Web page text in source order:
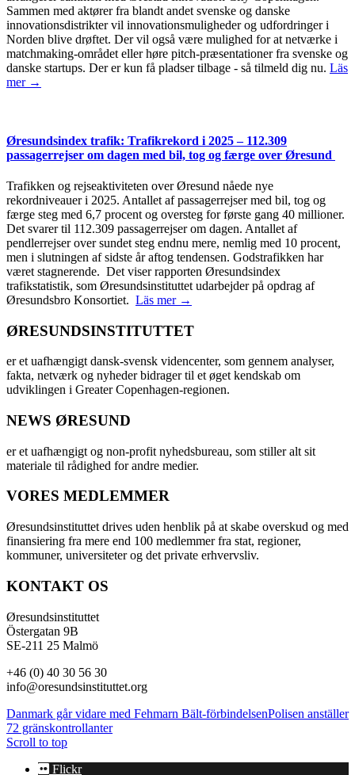
Sammen med aktører fra blandt andet svenske og danske
innovationsdistrikter vil innovationsmuligheder og udfordringer i
Norden blive drøftet. Der vil også være mulighed for at netværke i
matchmaking-området eller høre pitch-præsentationer fra svenske og
danske startups. Der er kun få pladser tilbage - så tilmeld dig nu. Läs
mer →
Øresundsindex trafik: Trafikrekord i 2025 – 112.309
passagerrejser om dagen med bil, tog og færge over Øresund
Trafikken og rejseaktiviteten over Øresund nåede nye
rekordniveauer i 2025. Antallet af passagerrejser med bil, tog og
færge steg med 6,7 procent og oversteg for første gang 40 millioner.
Det svarer til 112.309 passagerrejser om dagen. Antallet af
pendlerrejser over sundet steg endnu mere, nemlig med 10 procent,
men i slutningen af sidste år aftog tendensen. Godstrafikken har
været stagnerende. Det viser rapporten Øresundsindex
trafikstatistik, som Øresundsinstituttet udarbejder på opdrag af
Øresundsbro Konsortiet. Läs mer →
ØRESUNDSINSTITUTTET
er et uafhængigt dansk-svensk videncenter, som gennem analyser,
fakta, netværk og nyheder bidrager til et øget kendskab om
udviklingen i Greater Copenhagen-regionen.
NEWS ØRESUND
er et uafhængigt og non-profit nyhedsbureau, som stiller alt sit
materiale til rådighed for andre medier.
VORES MEDLEMMER
Øresundsinstituttet drives uden henblik på at skabe overskud og med
finansiering fra mere end 100 medlemmer fra stat, regioner,
kommuner, universiteter og det private erhvervsliv.
KONTAKT OS
Øresundsinstituttet
Östergatan 9B
SE-211 25 Malmö
+46 (0) 40 30 56 30
info@oresundsinstituttet.org
Danmark går vidare med Fehmarn Bält-förbindelsenPolisen anställer
72 gränskontrollanter
Scroll to top
Flickr